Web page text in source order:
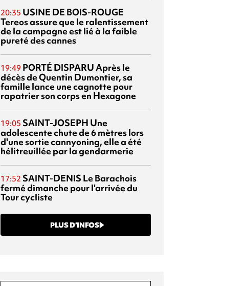
20:35 USINE DE BOIS-ROUGE
Tereos assure que le ralentissement
de la campagne est lié à la faible
pureté des cannes
19:49 PORTÉ DISPARUAprès le
décès de Quentin Dumontier, sa
famille lance une cagnotte pour
rapatrier son corps en Hexagone
19:05 SAINT-JOSEPH Une
adolescente chute de 6 mètres lors
d'une sortie cannyoning, elle a été
hélitreuillée par la gendarmerie
17:52 SAINT-DENIS Le Barachois
fermé dimanche pour l'arrivée du
Tour cycliste
PLUS D’INFOS